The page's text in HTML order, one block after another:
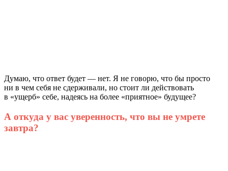
Думаю, что ответ будет — нет. Я не говорю, что бы просто
ни в чем себя не сдерживали, но стоит ли действовать
в «ущерб» себе, надеясь на более «приятное» будущее?
А откуда у вас уверенность, что вы не умрете
завтра?